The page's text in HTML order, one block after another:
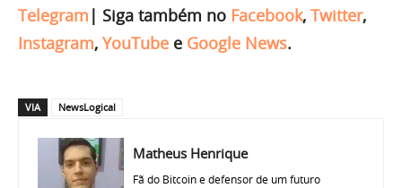
Telegram | Siga também no Facebook, Twitter,
Instagram, YouTube e Google News.
VIA NewsLogical
Matheus Henrique
Fã do Bitcoin e defensor de um futuro